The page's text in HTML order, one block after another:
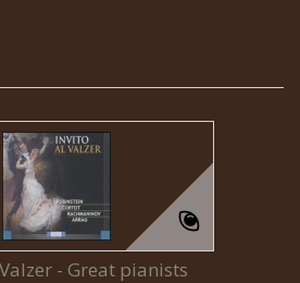
- Great pianists